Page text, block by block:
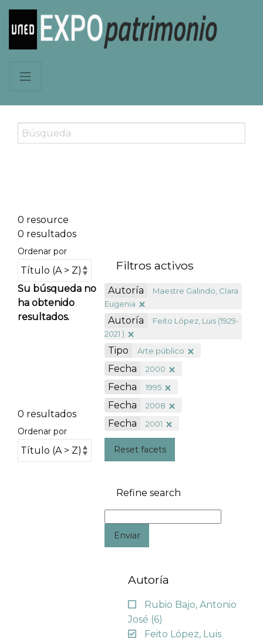
0 resource
0 resultados
Ordenar por
Su búsqueda no
ha obtenido
resultados.
0 resultados
Ordenar por
Filtros activos
Autoría
Maestre Galindo, Clara
Eugenia
Autoría
Feito López, Luis (1929-
2021 )
Tipo Arte público
Fecha 2000
Fecha 1995
Fecha 2008
Fecha 2001
Reset facets
Refine search
Enviar
Autoría
Rubio Bajo, Antonio
José (6)
Feito López, Luis